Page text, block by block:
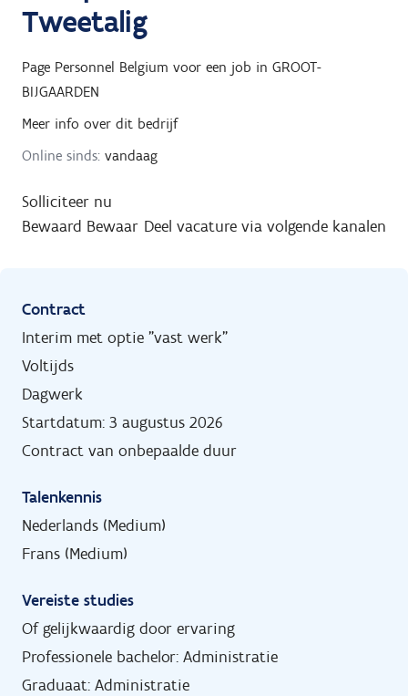
Tweetalig
Page Personnel Belgium voor een job in GROOT-
BIJGAARDEN
Meer info over dit bedrijf
Online sinds: vandaag
Solliciteer nu
Bewaard Bewaar Deel vacature via volgende kanalen
Contract
Interim met optie "vast werk"
Voltijds
Dagwerk
Startdatum: 3 augustus 2026
Contract van onbepaalde duur
Talenkennis
Nederlands (Medium)
Frans (Medium)
Vereiste studies
Of gelijkwaardig door ervaring
Professionele bachelor: Administratie
Graduaat: Administratie